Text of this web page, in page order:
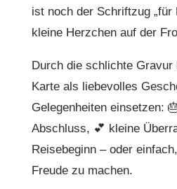
ist noch der Schriftzug „für
kleine Herzchen auf der
Durch die schlichte Gravur
Karte als liebevolles
Gelegenheiten einsetzen:
Abschluss, 💕 kleine
Reisebeginn – oder
Freude zu machen.